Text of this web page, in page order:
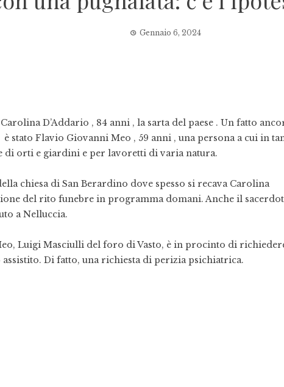
Gennaio 6, 2024
D’Addario , 84 anni , la sarta del paese . Un fatto
stato Flavio Giovanni Meo , 59 anni , una persona a cui in
di orti e giardini e per lavoretti di varia natura.
chiesa di San Berardino dove spesso si recava Carolina
del rito funebre in programma domani. Anche il
a Nelluccia.
Luigi Masciulli del foro di Vasto, è in procinto di
Di fatto, una richiesta di perizia psichiatrica.